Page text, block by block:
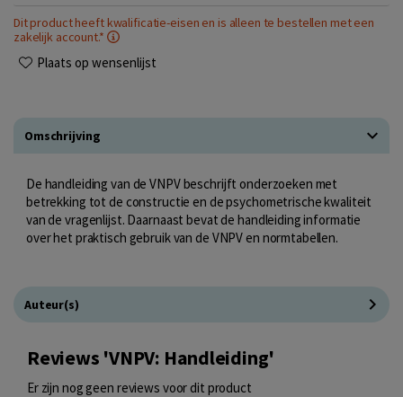
Dit product heeft kwalificatie-eisen en is alleen te bestellen met een
zakelijk account.*
Plaats op wensenlijst
Omschrijving
De handleiding van de VNPV beschrijft onderzoeken met
betrekking tot de constructie en de psychometrische kwaliteit
van de vragenlijst. Daarnaast bevat de handleiding informatie
over het praktisch gebruik van de VNPV en normtabellen.
Auteur(s)
Reviews 'VNPV: Handleiding'
Er zijn nog geen reviews voor dit product